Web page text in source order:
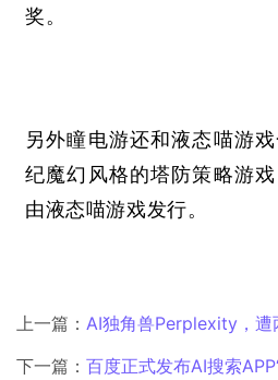
奖。
另外瞳电游还和液态喵游
纪魔幻风格的塔防策略游
由液态喵游戏发行。
上一篇： AI独角兽Perplexity，遭
下一篇： 百度正式发布AI搜索APP“梯